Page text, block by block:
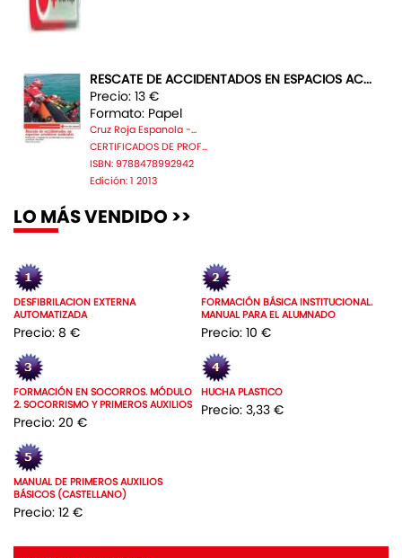
RESCATE DE ACCIDENTADOS EN ESPACIOS AC...
Precio: 13 €
Formato: Papel
Cruz Roja Espanola -...
CERTIFICADOS DE PROF...
ISBN: 9788478992942
Edición: 1 2013
LO MÁS VENDIDO >>
DESFIBRILACION EXTERNA
AUTOMATIZADA
Precio: 8 €
FORMACIÓN BÁSICA INSTITUCIONAL.
MANUAL PARA EL ALUMNADO
Precio: 10 €
FORMACIÓN EN SOCORROS. MÓDULO
2. SOCORRISMO Y PRIMEROS AUXILIOS
Precio: 20 €
HUCHA PLASTICO
Precio: 3,33 €
MANUAL DE PRIMEROS AUXILIOS
BÁSICOS (CASTELLANO)
Precio: 12 €